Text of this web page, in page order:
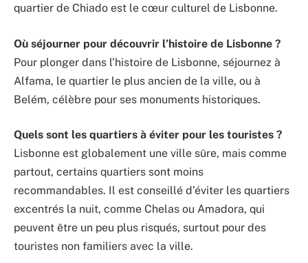
quartier de Chiado est le cœur culturel de Lisbonne.
Où séjourner pour découvrir l’histoire de Lisbonne ?
Pour plonger dans l’histoire de Lisbonne, séjournez à
Alfama, le quartier le plus ancien de la ville, ou à
Belém, célèbre pour ses monuments historiques.
Quels sont les quartiers à éviter pour les touristes ?
Lisbonne est globalement une ville sûre, mais comme
partout, certains quartiers sont moins
recommandables. Il est conseillé d’éviter les quartiers
excentrés la nuit, comme Chelas ou Amadora, qui
peuvent être un peu plus risqués, surtout pour des
touristes non familiers avec la ville.